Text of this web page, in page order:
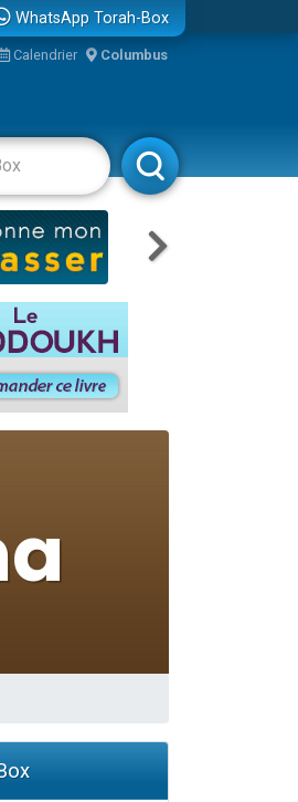
WhatsApp Torah-Box
Calendrier Columbus
Rabbanim